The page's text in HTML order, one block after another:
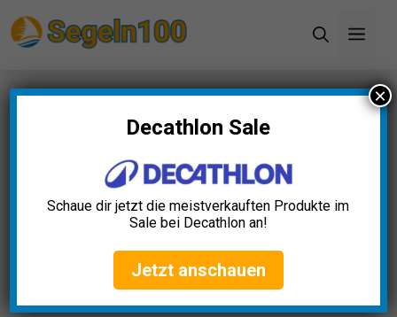
Inhalt
Startseite»Blog»Lenkrad Boot Test: Die 5
besten (Bestenliste)Decathlon Sale
Schaue dir jetzt die meistverkauften Produkte im
Sale bei Decathlon an!
Jetzt anschauen
×